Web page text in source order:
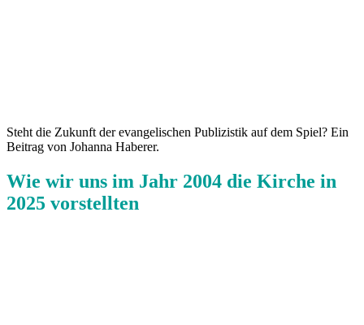
Steht die Zukunft der evangelischen Publizistik auf dem Spiel? Ein
Beitrag von Johanna Haberer.
Wie wir uns im Jahr 2004 die Kirche in
2025 vorstellten